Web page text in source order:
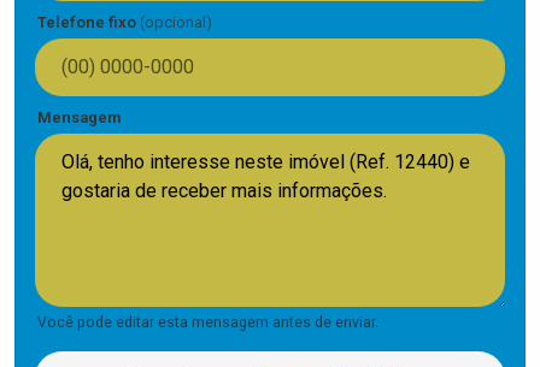
Telefone fixo (opcional)
Mensagem
Você pode editar esta mensagem antes de enviar.